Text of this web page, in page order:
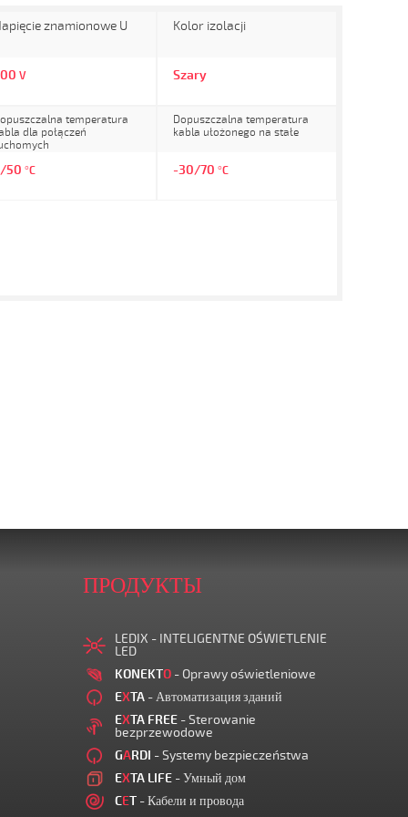
znamionowe U
V
Kolor izolacji
Szary
temperatura
dla połączeń
50 °C
Dopuszczalna temperatura
kabla ułożonego na stałe
-30/70 °C
ПРОДУКТЫ
LEDIX - INTELIGENTNE OŚWIETLENIE
LED
KONEKTO - Oprawy oświetleniowe
EXTA - Автоматизация зданий
EXTA FREE - Sterowanie
bezprzewodowe
GARDI - Systemy bezpieczeństwa
EXTA LIFE - Умный дом
CET - Кабели и провода